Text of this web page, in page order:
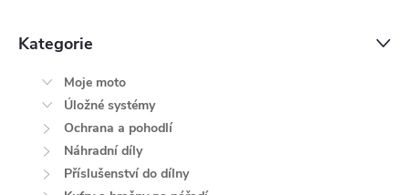
Kategorie
Moje moto
Úložné systémy
Ochrana a pohodlí
Náhradní díly
Příslušenství do dílny